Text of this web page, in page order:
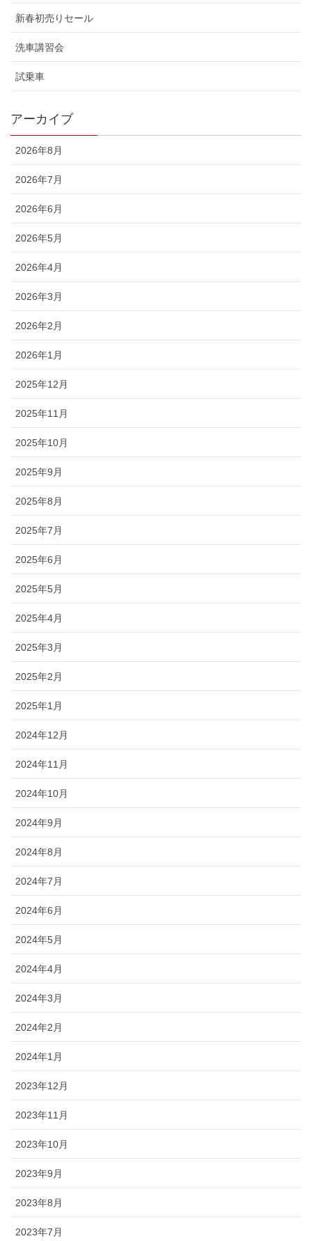
新春初売りセール
洗車講習会
試乗車
アーカイブ
2026年8月
2026年7月
2026年6月
2026年5月
2026年4月
2026年3月
2026年2月
2026年1月
2025年12月
2025年11月
2025年10月
2025年9月
2025年8月
2025年7月
2025年6月
2025年5月
2025年4月
2025年3月
2025年2月
2025年1月
2024年12月
2024年11月
2024年10月
2024年9月
2024年8月
2024年7月
2024年6月
2024年5月
2024年4月
2024年3月
2024年2月
2024年1月
2023年12月
2023年11月
2023年10月
2023年9月
2023年8月
2023年7月